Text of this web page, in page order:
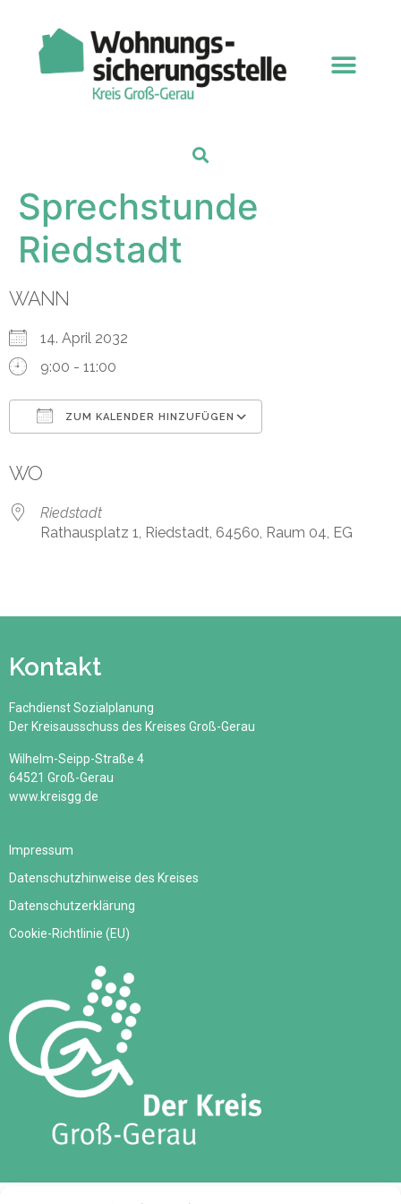
Sprechstunde
Riedstadt
WANN
14. April 2032
9:00 - 11:00
ZUM KALENDER HINZUFÜGEN
WO
Riedstadt
Rathausplatz 1, Riedstadt, 64560, Raum 04, EG
Kontakt
Fachdienst Sozialplanung
Der Kreisausschuss des Kreises Groß-Gerau
Wilhelm-Seipp-Straße 4
64521 Groß-Gerau
www.kreisgg.de
Impressum
Datenschutzhinweise des Kreises
Datenschutzerklärung
Cookie-Richtlinie (EU)